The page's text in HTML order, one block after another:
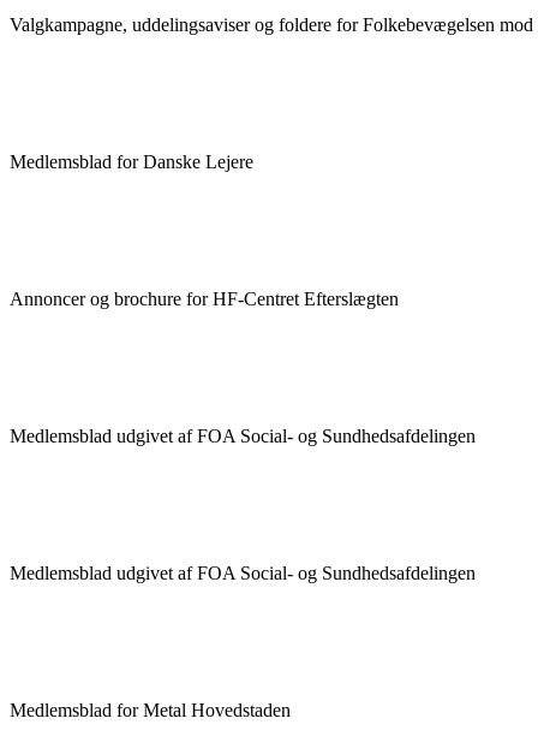
Valgkampagne, uddelingsaviser og foldere for Folkebevægelsen
Medlemsblad for Danske Lejere
Annoncer og brochure for HF-Centret Efterslægten
Medlemsblad udgivet af FOA Social- og Sundhedsafdelingen
Medlemsblad udgivet af FOA Social- og Sundhedsafdelingen
Medlemsblad for Metal Hovedstaden